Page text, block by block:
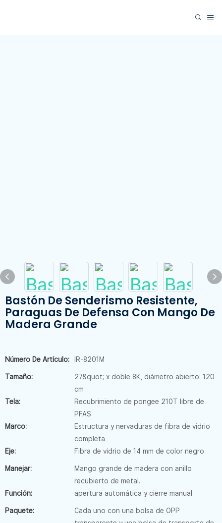
Bastón De Senderismo Resistente,
Paraguas De Defensa Con Mango De
Madera Grande
Número De Artículo: IR-8201M
Tamaño:
27&quot; x doble 8K, diámetro abierto: 120
cm
Tela:
Recubrimiento de pongee 210T libre de
PFAS
Marco:
Estructura y nervaduras de fibra de vidrio
completa
Eje:
Fibra de vidrio de 14 mm de color negro
Manejar:
Mango grande de madera con anillo
recubierto de metal.
Función:
apertura automática y cierre manual
Paquete:
Cada uno con una bolsa de OPP